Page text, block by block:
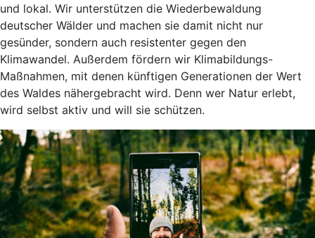
und lokal. Wir unterstützen die Wiederbewaldung
deutscher Wälder und machen sie damit nicht nur
gesünder, sondern auch resistenter gegen den
Klimawandel. Außerdem fördern wir Klimabildungs-
Maßnahmen, mit denen künftigen Generationen der Wert
des Waldes nähergebracht wird. Denn wer Natur erlebt,
wird selbst aktiv und will sie schützen.